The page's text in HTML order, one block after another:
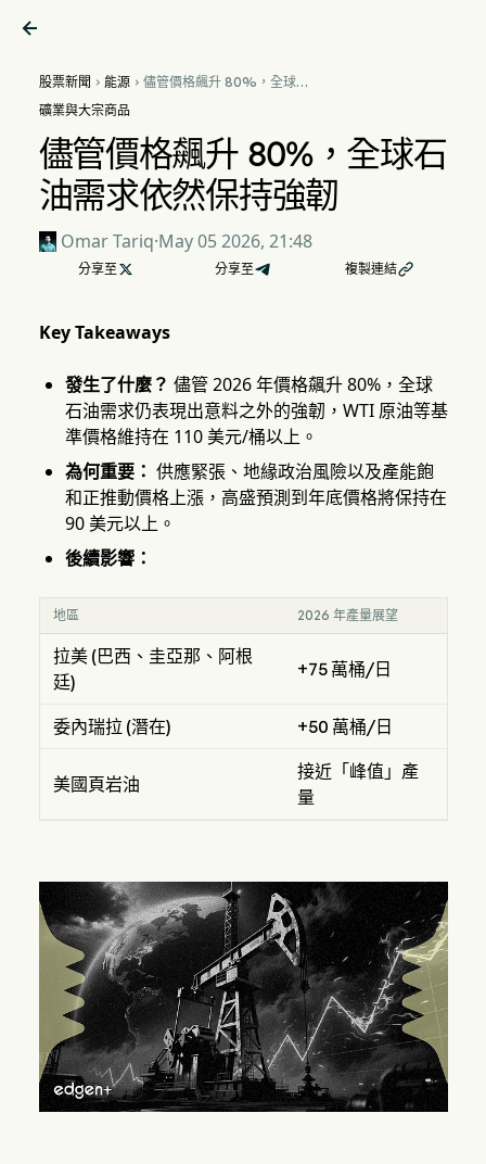

股票新聞  能源  儘管價格飆升 80%，全球石
礦業與大宗商品
儘管價格飆升 80%，全球石
油需求依然保持強韌
Omar Tariq·May 05 2026, 21:48
分享至  分享至 複製連結
Key Takeaways
發生了什麼？ 儘管 2026 年價格飆升 80%，全球
石油需求仍表現出意料之外的強韌，WTI 原油等基
準價格維持在 110 美元/桶以上。
為何重要： 供應緊張、地緣政治風險以及產能飽
和正推動價格上漲，高盛預測到年底價格將保持在
90 美元以上。
後續影響：
地區 2026 年產量展望
拉美 (巴西、圭亞那、阿根
廷)
+75 萬桶/日
委內瑞拉 (潛在) +50 萬桶/日
美國頁岩油
接近「峰值」產
量